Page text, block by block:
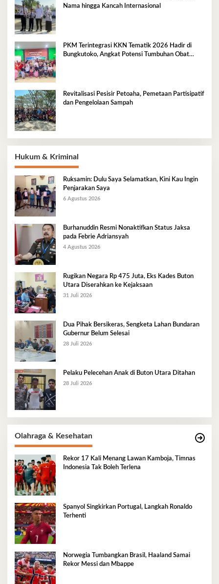
Nama hingga Kancah Internasional
PKM Terintegrasi KKN Tematik 2026 Hadir di
Bungkutoko, Angkat Potensi Tumbuhan Obat
Revitalisasi Pesisir Petoaha, Pemetaan Partisipatif
dan Pengelolaan Sampah
Hukum & Kriminal
Ruksamin: Dulu Saya Selamatkan, Kini Kau Ingin
Penjarakan Saya
6 Agustus 2026
Burhanuddin Resmi Nonaktifkan Status Jaksa
pada Febrie Adriansyah
4 Agustus 2026
Rugikan Negara Rp 475 Juta, Eks Kades Buton
Utara Diserahkan ke Kejaksaan
31 Juli 2026
Dua Pihak Bersikeras, Sengketa Lahan Bundaran
Gubernur Belum Selesai
28 Juli 2026
Pelaku Pelecehan Anak di Buton Utara Ditahan
28 Juli 2026
Olahraga & Kesehatan
Rekor 17 Kali Menang Lawan Kamboja, Timnas
Indonesia Tak Boleh Terlena
Spanyol Singkirkan Portugal, Langkah Ronaldo
Terhenti
Norwegia Tumbangkan Brasil, Haaland Samai
Rekor Messi dan Mbappe